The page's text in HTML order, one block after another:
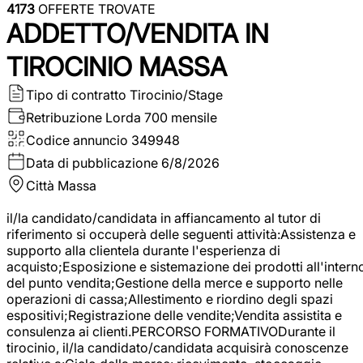
4173 OFFERTE TROVATE
ADDETTO/VENDITA IN
TIROCINIO MASSA
Tipo di contratto Tirocinio/Stage
Retribuzione Lorda 700 mensile
Codice annuncio 349948
Data di pubblicazione 6/8/2026
Città Massa
il/la candidato/candidata in affiancamento al tutor di
riferimento si occuperà delle seguenti attività:Assistenza e
supporto alla clientela durante l'esperienza di
acquisto;Esposizione e sistemazione dei prodotti
del punto vendita;Gestione della merce e supporto nelle
operazioni di cassa;Allestimento e riordino degli spazi
espositivi;Registrazione delle vendite;Vendita assistita e
consulenza ai clienti.PERCORSO FORMATIVODurante il
tirocinio, il/la candidato/candidata acquisirà conoscenze